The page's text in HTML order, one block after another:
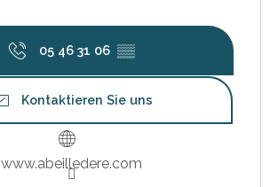
05 46 31 06 ▒▒
Kontaktieren Sie uns
www.abeilledere.com